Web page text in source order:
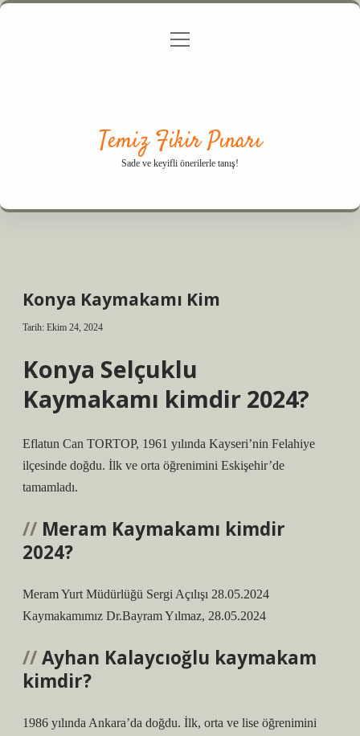
Gizlilik Politikası
menüyü
Temiz Fikir Pınarı
Sade ve keyifli önerilerle tanış!
Konya Kaymakamı Kim
Tarih: Ekim 24, 2024
Konya Selçuklu
Kaymakamı kimdir 2024?
Eflatun Can TORTOP, 1961 yılında Kayseri’nin Felahiye
ilçesinde doğdu. İlk ve orta öğrenimini Eskişehir’de
tamamladı.
Meram Kaymakamı kimdir
2024?
Meram Yurt Müdürlüğü Sergi Açılışı 28.05.2024
Kaymakamımız Dr.Bayram Yılmaz, 28.05.2024
Ayhan Kalaycıoğlu kaymakam
kimdir?
1986 yılında Ankara’da doğdu. İlk, orta ve lise öğrenimini